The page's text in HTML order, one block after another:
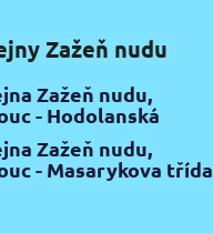
Zažeň nudu
Zažeň nudu,
- Hodolanská
Zažeň nudu,
- Masarykova třída